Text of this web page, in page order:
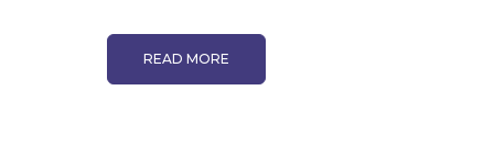
READ MORE